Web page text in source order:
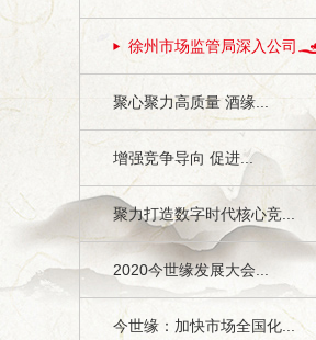
徐州市场监管局深入公司...
聚心聚力高质量 酒缘...
增强竞争导向 促进...
聚力打造数字时代核心竞...
2020今世缘发展大会...
今世缘：加快市场全国化...